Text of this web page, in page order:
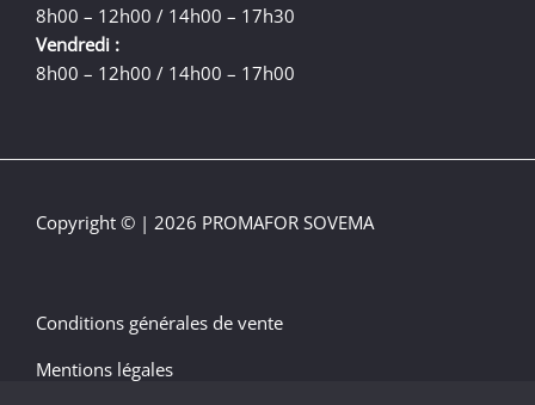
8h00 – 12h00 / 14h00 – 17h30
Vendredi :
8h00 – 12h00 / 14h00 – 17h00
Copyright © | 2026 PROMAFOR SOVEMA
Conditions générales de vente
Mentions légales